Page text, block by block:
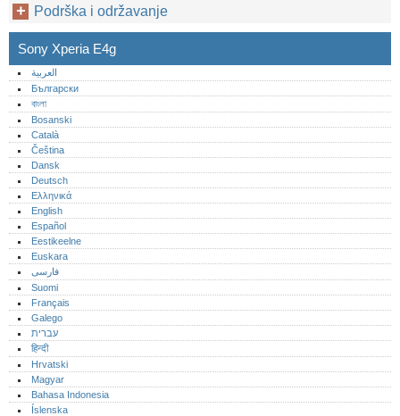
Podrška i održavanje
Sony Xperia E4g
العربية
Български
বাংলা
Bosanski
Català
Čeština
Dansk
Deutsch
Ελληνικά
English
Español
Eestikeelne
Euskara
فارسی
Suomi
Français
Galego
עברית
हिन्दी
Hrvatski
Magyar
Bahasa Indonesia
Íslenska